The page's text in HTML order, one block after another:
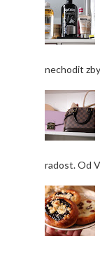
nechodit
radost. Od